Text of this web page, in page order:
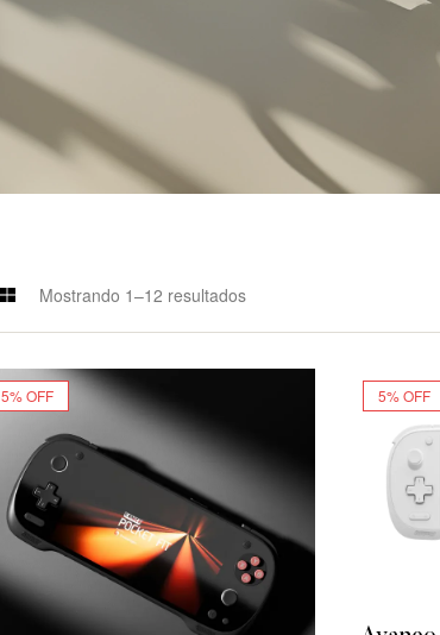
Mostrando 1–12 resultados
5% OFF 5% OFF